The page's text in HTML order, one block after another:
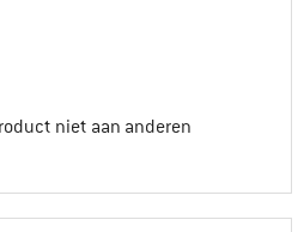
niet aan anderen